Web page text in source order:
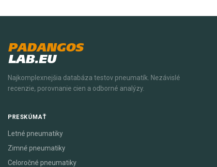
PADANGOS
LAB.EU
Najkomplexnejšia databáza testov pneumatík. Nezávislé
recenzie, porovnanie cien a odborné analýzy.
PRESKÚMAŤ
Letné pneumatiky
Zimné pneumatiky
Celoročné pneumatiky